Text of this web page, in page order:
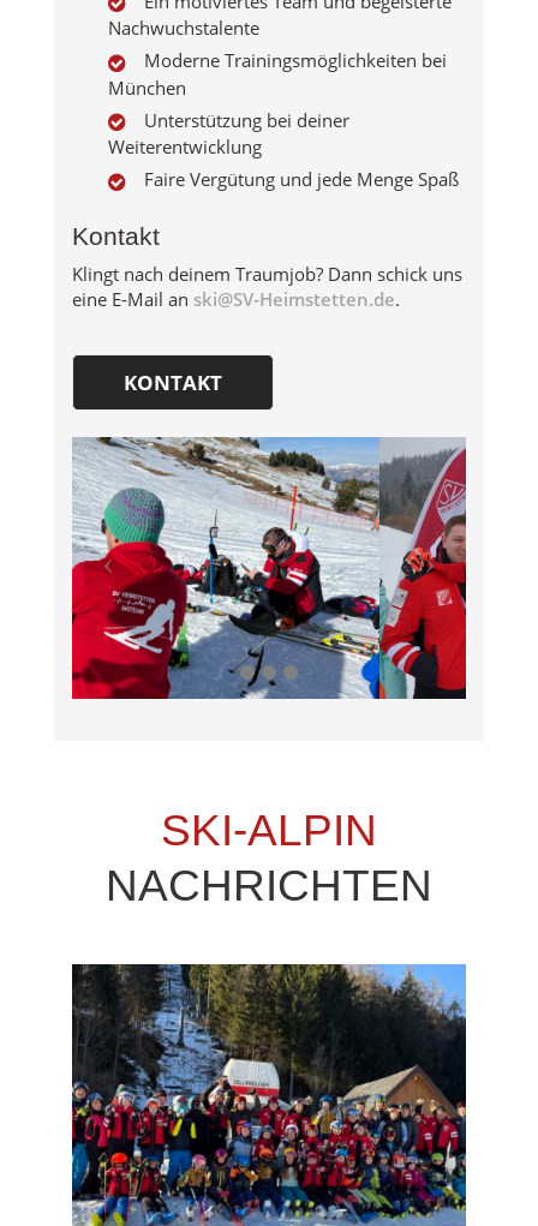
Nachwuchstalente
Moderne Trainingsmöglichkeiten bei
München
Unterstützung bei deiner
Weiterentwicklung
Faire Vergütung und jede Menge Spaß
Kontakt
Klingt nach deinem Traumjob? Dann schick uns
eine E-Mail an ski@SV-Heimstetten.de.
KONTAKT
SKI-ALPIN
NACHRICHTEN